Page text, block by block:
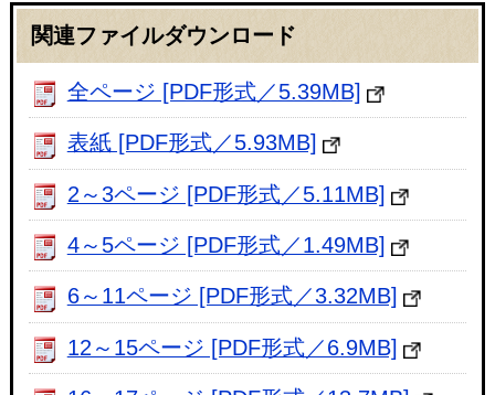
関連ファイルダウンロード
全ページ [PDF形式／5.39MB]
表紙 [PDF形式／5.93MB]
2～3ページ [PDF形式／5.11MB]
4～5ページ [PDF形式／1.49MB]
6～11ページ [PDF形式／3.32MB]
12～15ページ [PDF形式／6.9MB]